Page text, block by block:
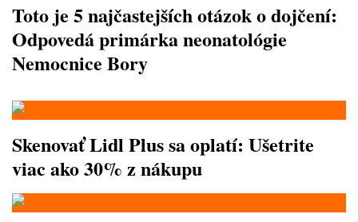
Toto je 5 najčastejších otázok o dojčení:
Odpovedá primárka neonatológie
Nemocnice Bory
Skenovať Lidl Plus sa oplatí: Ušetrite
viac ako 30% z nákupu